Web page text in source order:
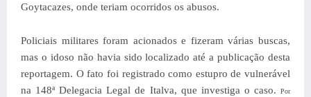
Goytacazes, onde teriam ocorridos os abusos.
Policiais militares foram acionados e fizeram várias buscas,
mas o idoso não havia sido localizado até a publicação desta
reportagem. O fato foi registrado como estupro de vulnerável
na 148ª Delegacia Legal de Italva, que investiga o caso.
Por